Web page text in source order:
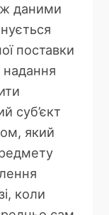
даними
поставки
надання
суб’єкт
який
коли